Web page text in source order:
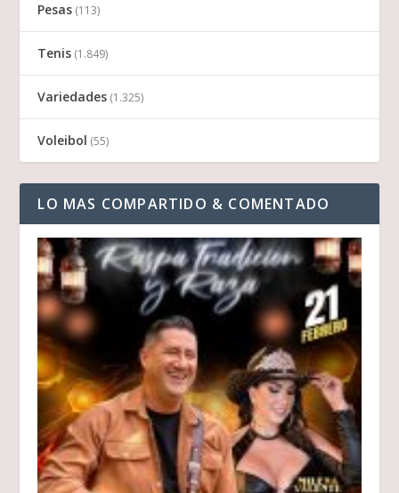
Pesas (113)
Tenis (1.849)
Variedades (1.325)
Voleibol (55)
LO MAS COMPARTIDO & COMENTADO